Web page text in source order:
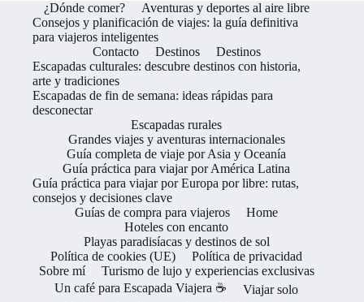
¿Dónde comer?
Aventuras y deportes al aire libre
Consejos y planificación de viajes: la guía definitiva
para viajeros inteligentes
Contacto
Destinos
Destinos
Escapadas culturales: descubre destinos con historia,
arte y tradiciones
Escapadas de fin de semana: ideas rápidas para
desconectar
Escapadas rurales
Grandes viajes y aventuras internacionales
Guía completa de viaje por Asia y Oceanía
Guía práctica para viajar por América Latina
Guía práctica para viajar por Europa por libre: rutas,
consejos y decisiones clave
Guías de compra para viajeros
Home
Hoteles con encanto
Playas paradisíacas y destinos de sol
Política de cookies (UE)
Política de privacidad
Sobre mí
Turismo de lujo y experiencias exclusivas
Un café para Escapada Viajera ☕
Viajar solo